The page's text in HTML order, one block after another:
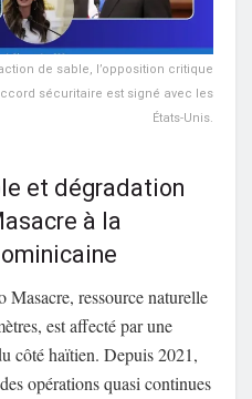
de sable, l’opposition critique
sécuritaire est signé avec les
États-Unis.
et dégradation
à la
ressource naturelle
est affecté par une
côté haïtien. Depuis 2021,
opérations quasi continues